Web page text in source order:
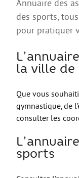
AGIR
Agir au
Créer mon
EMPLOI
Préparer sa
Chercher un job
Qui peut
Les offres
Annuaire des
des sports,
pour pratiquer
la ville de
Que vous
gymnastique, de
consulter les
sports